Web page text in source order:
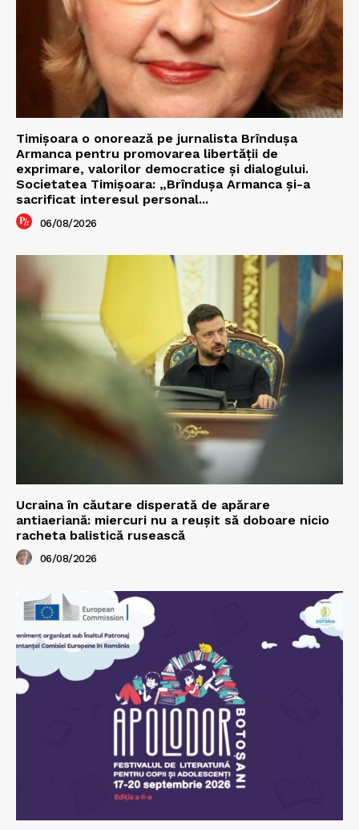
Timișoara o onorează pe jurnalista Brîndușa
Armanca pentru promovarea libertății de
exprimare, valorilor democratice și dialogului.
Societatea Timișoara: „Brîndușa Armanca și-a
sacrificat interesul personal...
06/08/2026
Ucraina în căutare disperată de apărare
antiaeriană: miercuri nu a reușit să doboare nicio
racheta balistică rusească
06/08/2026